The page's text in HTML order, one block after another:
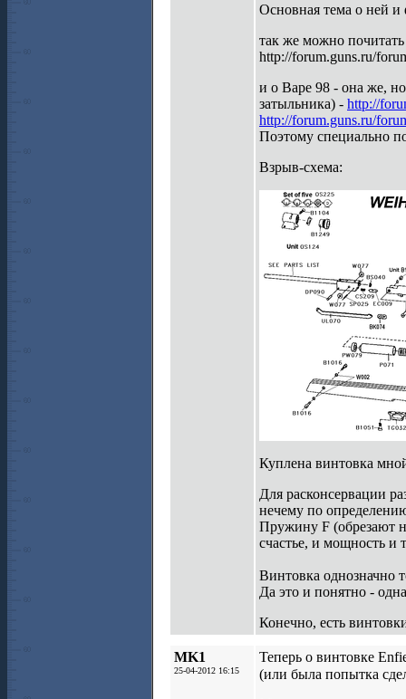
Основная тема о ней
так же можно
http://forum.guns.ru/
и о Варе 98 - она же,
затыльника) - http://
http://forum.guns.ru/
Поэтому специально
Взрыв-схема:
Куплена винтовка
Для расконсервации
нечему по
Пружину F (обрезают
счастье, и мощность и
Винтовка однозначно
Да это и понятно -
Конечно, есть
MK1
25-04-2012 16:15
Теперь о винтовке
(или была попытка